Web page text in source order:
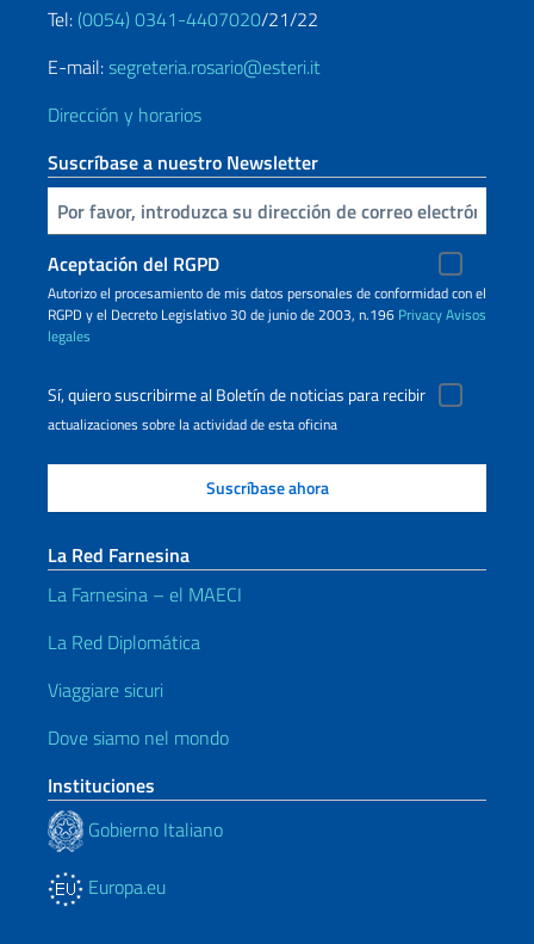
Tel: (0054) 0341-4407020/21/22
E-mail:segreteria.rosario@esteri.it
Dirección y horarios
Suscríbase a nuestro Newsletter
Inserta tu correo electronico
Aceptación del RGPD
Autorizo ​​el procesamiento de mis datos personales de conformidad con el
RGPD y el Decreto Legislativo 30 de junio de 2003, n.196 PrivacyAvisos
legales
Sí, quiero suscribirme al Boletín de noticias para recibir
actualizaciones sobre la actividad de esta oficina
La Red Farnesina
La Farnesina – el MAECI
La Red Diplomática
Viaggiare sicuri
Dove siamo nel mondo
Instituciones
Gobierno Italiano
Europa.eu